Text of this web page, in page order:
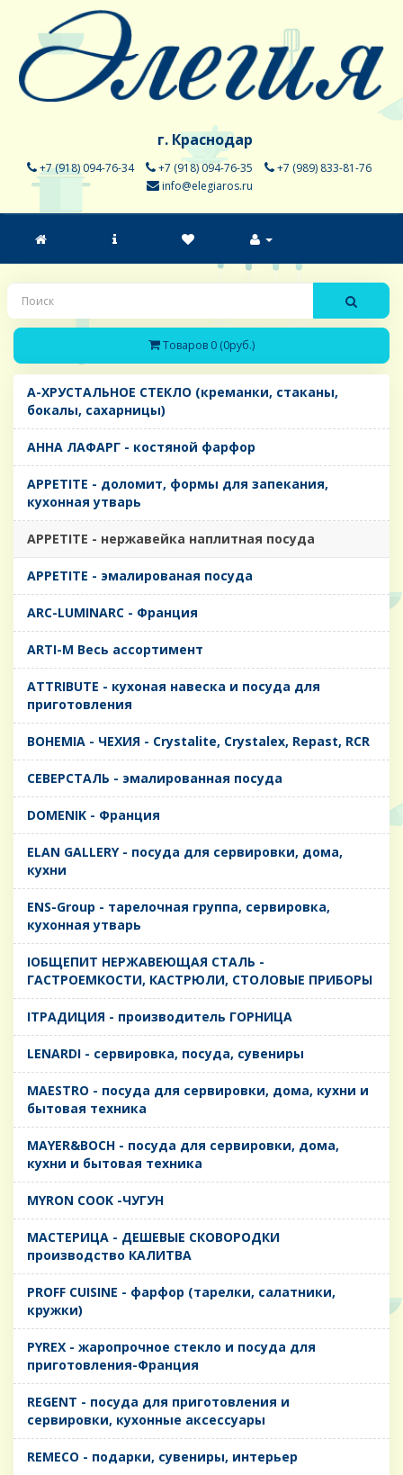
г. Краснодар
+7 (918) 094-76-34 +7 (918) 094-76-35
+7 (989) 833-81-76
info@elegiaros.ru
Товаров 0 (0руб.)
A-ХРУСТАЛЬНОЕ СТЕКЛО (креманки, стаканы,
бокалы, сахарницы)
AHHA ЛАФАРГ - костяной фарфор
APPETITE - доломит, формы для запекания,
кухонная утварь
APPETITE - нержавейка наплитная посуда
APPETITE - эмалированая посуда
ARC-LUMINARC - Франция
ARTI-M Весь ассортимент
ATTRIBUTE - кухоная навеска и посуда для
приготовления
BOHEMIA - ЧЕХИЯ - Crystalite, Crystalex, Repast, RCR
CЕВЕРСТАЛЬ - эмалированная посуда
DOMENIK - Франция
ELAN GALLERY - посуда для сервировки, дома,
кухни
ENS-Group - тарелочная группа, сервировка,
кухонная утварь
IОБЩЕПИТ НЕРЖАВЕЮЩАЯ СТАЛЬ -
ГАСТРОЕМКОСТИ, КАСТРЮЛИ, СТОЛОВЫЕ ПРИБОРЫ
IТРАДИЦИЯ - производитель ГОРНИЦА
LENARDI - сервировка, посуда, сувениры
MAESTRO - посуда для сервировки, дома, кухни и
бытовая техника
MAYER&BOCH - посуда для сервировки, дома,
кухни и бытовая техника
MYRON COOK -ЧУГУН
MАСТЕРИЦА - ДЕШЕВЫЕ СКОВОРОДКИ
производство КАЛИТВА
PROFF CUISINE - фарфор (тарелки, салатники,
кружки)
PYREX - жаропрочное стекло и посуда для
приготовления-Франция
REGENT - посуда для приготовления и
сервировки, кухонные аксессуары
REMECO - подарки, сувениры, интерьер